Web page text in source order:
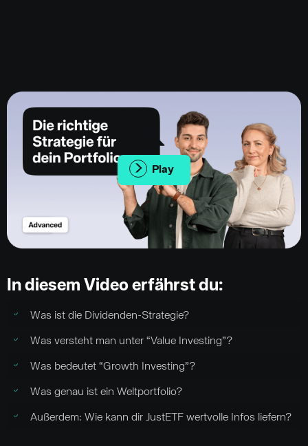
Play
In diesem Video erfährst du:
Was ist die Dividenden-Strategie?
Was versteht man unter “Value Investing”?
Was bedeutet “Growth Investing”?
Was genau ist ein Weltportfolio?
Außerdem: Wie kann dir JustETF wertvolle Infos liefern?